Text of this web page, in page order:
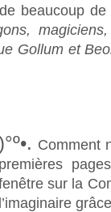
beaucoup
Gollum et
Comment
premières
sur la
l’imaginaire